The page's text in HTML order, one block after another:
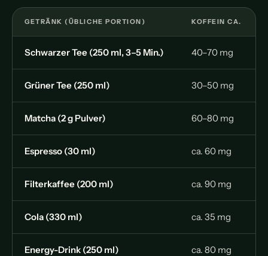
GETRÄNK (ÜBLICHE PORTION) KOFFEIN CA.
Schwarzer Tee (250 ml, 3–5 Min.) 40–70 mg
Grüner Tee (250 ml) 30–50 mg
Matcha (2 g Pulver) 60–80 mg
Espresso (30 ml) ca. 60 mg
Filterkaffee (200 ml) ca. 90 mg
Cola (330 ml) ca. 35 mg
Energy-Drink (250 ml) ca. 80 mg